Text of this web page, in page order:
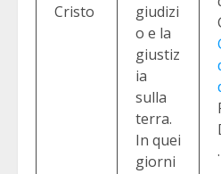
Cristo
giudizi
o e la
giustiz
ia
sulla
terra.
In quei
giorni
.